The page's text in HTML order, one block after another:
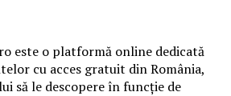
este o platformă online dedicată
cu acces gratuit din România,
să le descopere în funcție de